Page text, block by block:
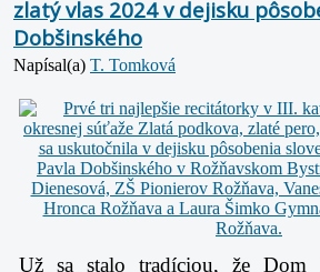
zlatý vlas 2024 v dejisku
Dobšinského
Napísal(a) T. Tomková
Už sa stalo tradíciou, že Dom